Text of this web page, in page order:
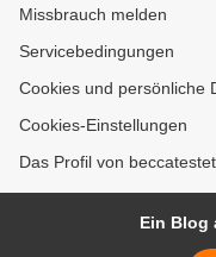
Missbrauch melden
Servicebedingungen
Cookies und persönliche
Cookies-Einstellungen
Das Profil von
Ein Blog